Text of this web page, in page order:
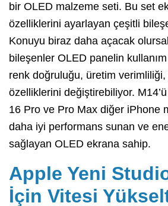
bir OLED malzeme seti. Bu set
özelliklerini ayarlayan çeşitli
Konuyu biraz daha açacak
bileşenler OLED panelin
renk doğruluğu, üretim
özelliklerini değiştirebiliyor.
16 Pro ve Pro Max diğer iPhone
daha iyi performans sunan ve
sağlayan OLED ekrana sahip.
Apple Yeni
İçin Vitesi